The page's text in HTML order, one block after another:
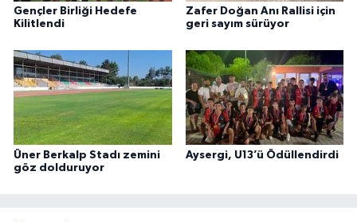
Gençler Birliği Hedefe
Kilitlendi
Zafer Doğan Anı Rallisi için
geri sayım sürüyor
Üner Berkalp Stadı zemini
göz dolduruyor
Aysergi, U13’ü Ödüllendirdi